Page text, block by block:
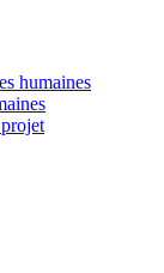
humaines